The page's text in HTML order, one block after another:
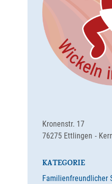
Kronenstr. 17
76275 Ettlingen
KATEGORIE
Familienfreundlicher